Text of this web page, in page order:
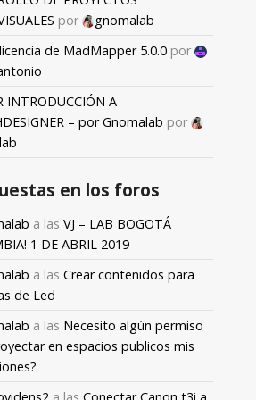
por
gnomalab
de MadMapper 5.0.0 por
INTRODUCCIÓN A
– por Gnomalab por
en los foros
a las VJ – LAB BOGOTÁ
1 DE ABRIL 2019
a las Crear contenidos para
de Led
a las Necesito algún permiso
en espacios publicos mis